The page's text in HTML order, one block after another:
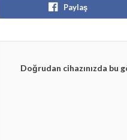
Paylaş
Doğrudan cihazınızda bu